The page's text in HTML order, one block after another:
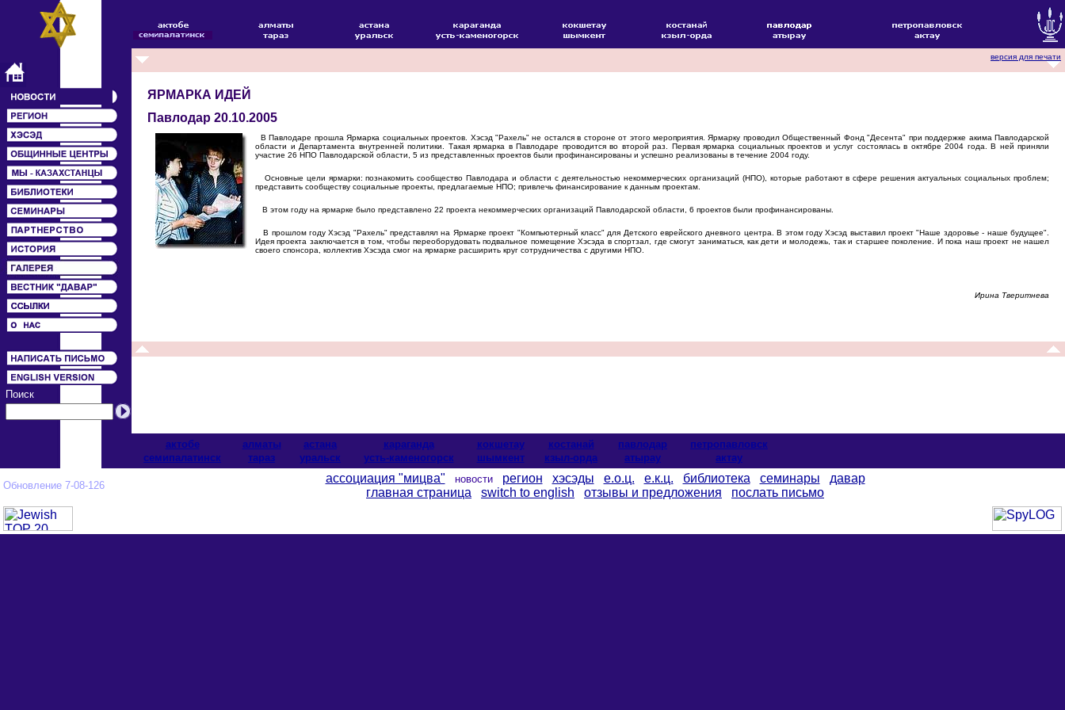
Поиск
версия для печати
ЯРМАРКА ИДЕЙ
Павлодар 20.10.2005
В Павлодаре прошла Ярмарка социальных проектов. Хэсэд "Рахель" не остался в стороне от этого мероприятия. Ярмарку проводил Общественный Фонд "Десента" при поддержке акима Павлодарской
области и Департамента внутренней политики. Такая ярмарка в Павлодаре проводится во второй раз. Первая ярмарка социальных проектов и услуг состоялась в октябре 2004 года. В ней приняли
участие 26 НПО Павлодарской области, 5 из представленных проектов были профинансированы и успешно реализованы в течение 2004 году.
Основные цели ярмарки: познакомить сообщество Павлодара и области с деятельностью некоммерческих организаций (НПО), которые работают в сфере решения актуальных социальных проблем;
представить сообществу социальные проекты, предлагаемые НПО; привлечь финансирование к данным проектам.
В этом году на ярмарке было представлено 22 проекта некоммерческих организаций Павлодарской области, 6 проектов были профинансированы.
В прошлом году Хэсэд "Рахель" представлял на Ярмарке проект "Компьютерный класс" для Детского еврейского дневного центра. В этом году Хэсэд выставил проект "Наше здоровье - наше будущее".
Идея проекта заключается в том, чтобы переоборудовать подвальное помещение Хэсэда в спортзал, где смогут заниматься, как дети и молодежь, так и старшее поколение. И пока наш проект не нашел
своего спонсора, коллектив Хэсэда смог на ярмарке расширить круг сотрудничества с другими НПО.
Ирина Тверитнева
актобе алматы астана караганда кокшетау костанай павлодар
петропавловск
cемипалатинск
тараз уральск усть-каменогорск шымкент кзыл-орда атырау актау
Обновление 7-08-126
ассоциация "мицва" новости регион хэсэды е.о.ц. е.к.ц. библиотека семинары
давар
главная страница
switch to english отзывы и предложения послать письмо